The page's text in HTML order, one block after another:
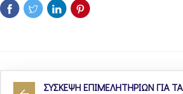
ΣΥΣΚΕΨΗ ΕΠΙΜΕΛΗΤΗΡΙΩΝ ΓΙΑ ΤΑ